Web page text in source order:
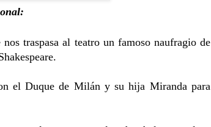
traspasa al teatro un famoso naufragio de
el Duque de Milán y su hija Miranda para